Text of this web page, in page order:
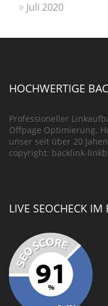
Juli 2020
HOCHWERTIGE
Professioneller
Offpage Optimierung.
unser seit über 20
copyright: backlink-
LIVE SEOCHECK